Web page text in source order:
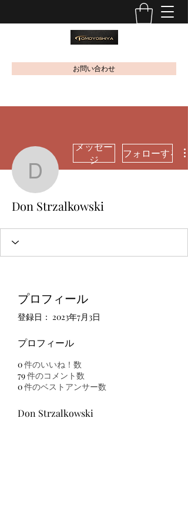
お問い合わせ
Don Strzalkowski
メッセー
ジ
フォローする
Don Strzalkowski
プロフィール
登録日： 2023年7月3日
プロフィール
0件のいいね！数
79件のコメント数
0件のベストアンサー数
Don Strzalkowski